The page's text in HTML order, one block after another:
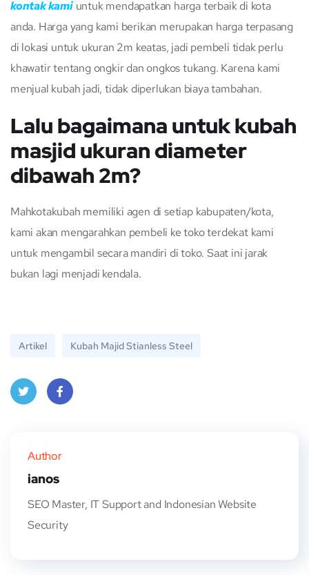
kontak kamiuntuk mendapatkan harga terbaik di kota
anda. Harga yang kami berikan merupakan harga terpasang
di lokasi untuk ukuran 2m keatas, jadi pembeli tidak perlu
khawatir tentang ongkir dan ongkos tukang. Karena kami
menjual kubah jadi, tidak diperlukan biaya tambahan.
Lalu bagaimana untuk kubah
masjid ukuran diameter
dibawah 2m?
Mahkotakubah memiliki agen di setiap kabupaten/kota,
kami akan mengarahkan pembeli ke toko terdekat kami
untuk mengambil secara mandiri di toko. Saat ini jarak
bukan lagi menjadi kendala.
Artikel Kubah Majid Stianless Steel
Author
ianos
SEO Master, IT Support and Indonesian Website
Security